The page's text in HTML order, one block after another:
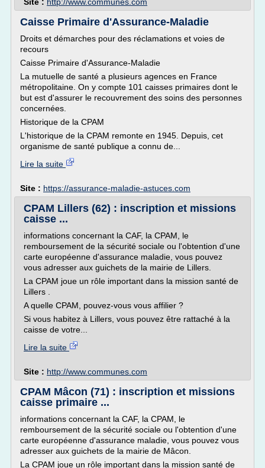
Caisse Primaire d'Assurance-Maladie
Droits et démarches pour des réclamations et voies de
recours
Caisse Primaire d'Assurance-Maladie
La mutuelle de santé a plusieurs agences en France
métropolitaine. On y compte 101 caisses primaires dont le
but est d'assurer le recouvrement des soins des personnes
concernées.
Historique de la CPAM
L'historique de la CPAM remonte en 1945. Depuis, cet
organisme de santé publique a connu de...
Lire la suite
Site : https://assurance-maladie-astuces.com
CPAM Lillers (62) : inscription et missions
caisse ...
informations concernant la CAF, la CPAM, le
remboursement de la sécurité sociale ou l'obtention d'une
carte européenne d'assurance maladie, vous pouvez
vous adresser aux guichets de la mairie de Lillers.
La CPAM joue un rôle important dans la mission santé de
Lillers .
A quelle CPAM, pouvez-vous vous affilier ?
Si vous habitez à Lillers, vous pouvez être rattaché à la
caisse de votre...
Lire la suite
Site : http://www.communes.com
CPAM Mâcon (71) : inscription et missions
caisse primaire ...
informations concernant la CAF, la CPAM, le
remboursement de la sécurité sociale ou l'obtention d'une
carte européenne d'assurance maladie, vous pouvez vous
adresser aux guichets de la mairie de Mâcon.
La CPAM joue un rôle important dans la mission santé de